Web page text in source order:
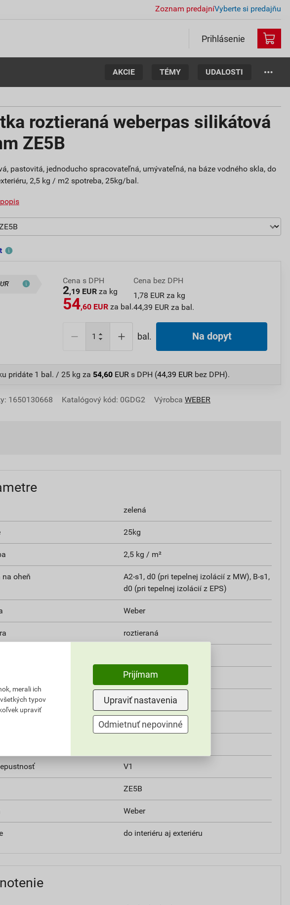
Zoznam predajníVyberte si predajňu
Prihlásenie
AKCIE TÉMY UDALOSTI
roztieraná weberpas silikátová
ZE5B
pastovitá, jednoducho spracovateľná, umývateľná, na báze vodného skla, do
2,5 kg / m2 spotreba, 25kg/bal.
Cena s DPH
2,19 EUR za kg
54,60 EUR za bal.
Cena bez DPH
1,78 EUR za kg
44,39 EUR za bal.
bal. Na dopyt
pridáte 1 bal. / 25 kg za 54,60 EUR s DPH (44,39 EUR bez DPH).
1650130668 Katalógový kód: 0GDG2 Výrobca WEBER
zelená
25kg
2,5 kg / m²
na oheň
A2-s1, d0 (pri tepelnej izolácií z MW), B-s1,
d0 (pri tepelnej izolácií z EPS)
Weber
roztieraná
silikátová
1,5 mm
W2
V1
ZE5B
Weber
do interiéru aj exteriéru
merali ich
typov
upraviť
Prijímam
Upraviť nastavenia
Odmietnuť nepovinné